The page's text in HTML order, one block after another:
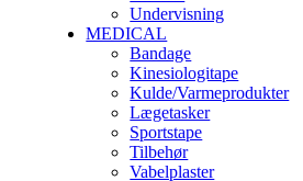
Undervisning
MEDICAL
Bandage
Kinesiologitape
Kulde/Varmeprodukter
Lægetasker
Sportstape
Tilbehør
Vabelplaster